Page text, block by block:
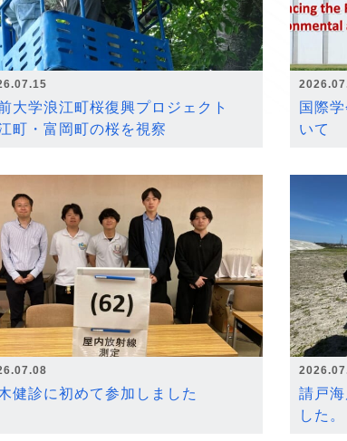
大学浪江町桜復興プロジェクト
町・富岡町の桜を視察
国際
いて
健診に初めて参加しました
請戸
した。